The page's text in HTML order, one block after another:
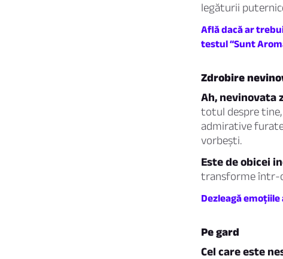
legăturii
Află dacă ar
testul “Sunt
Zdrobire
Ah, nevinovata
totul despre
admirative
vorbești.
Este de obicei
transforme într-o
Dezleagă
Pe gard
Cel care este